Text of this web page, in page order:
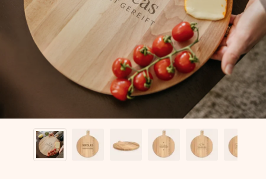
Mit Liebe gemacht, im Handumdrehen
Erstelle etwas Einzigartiges in wenigen Schritten – mit
ihrem Namen, deinem Foto oder einer Nachricht von
Herzen. Kein Stress, nur pure Liebe für den perfekten
Moment.